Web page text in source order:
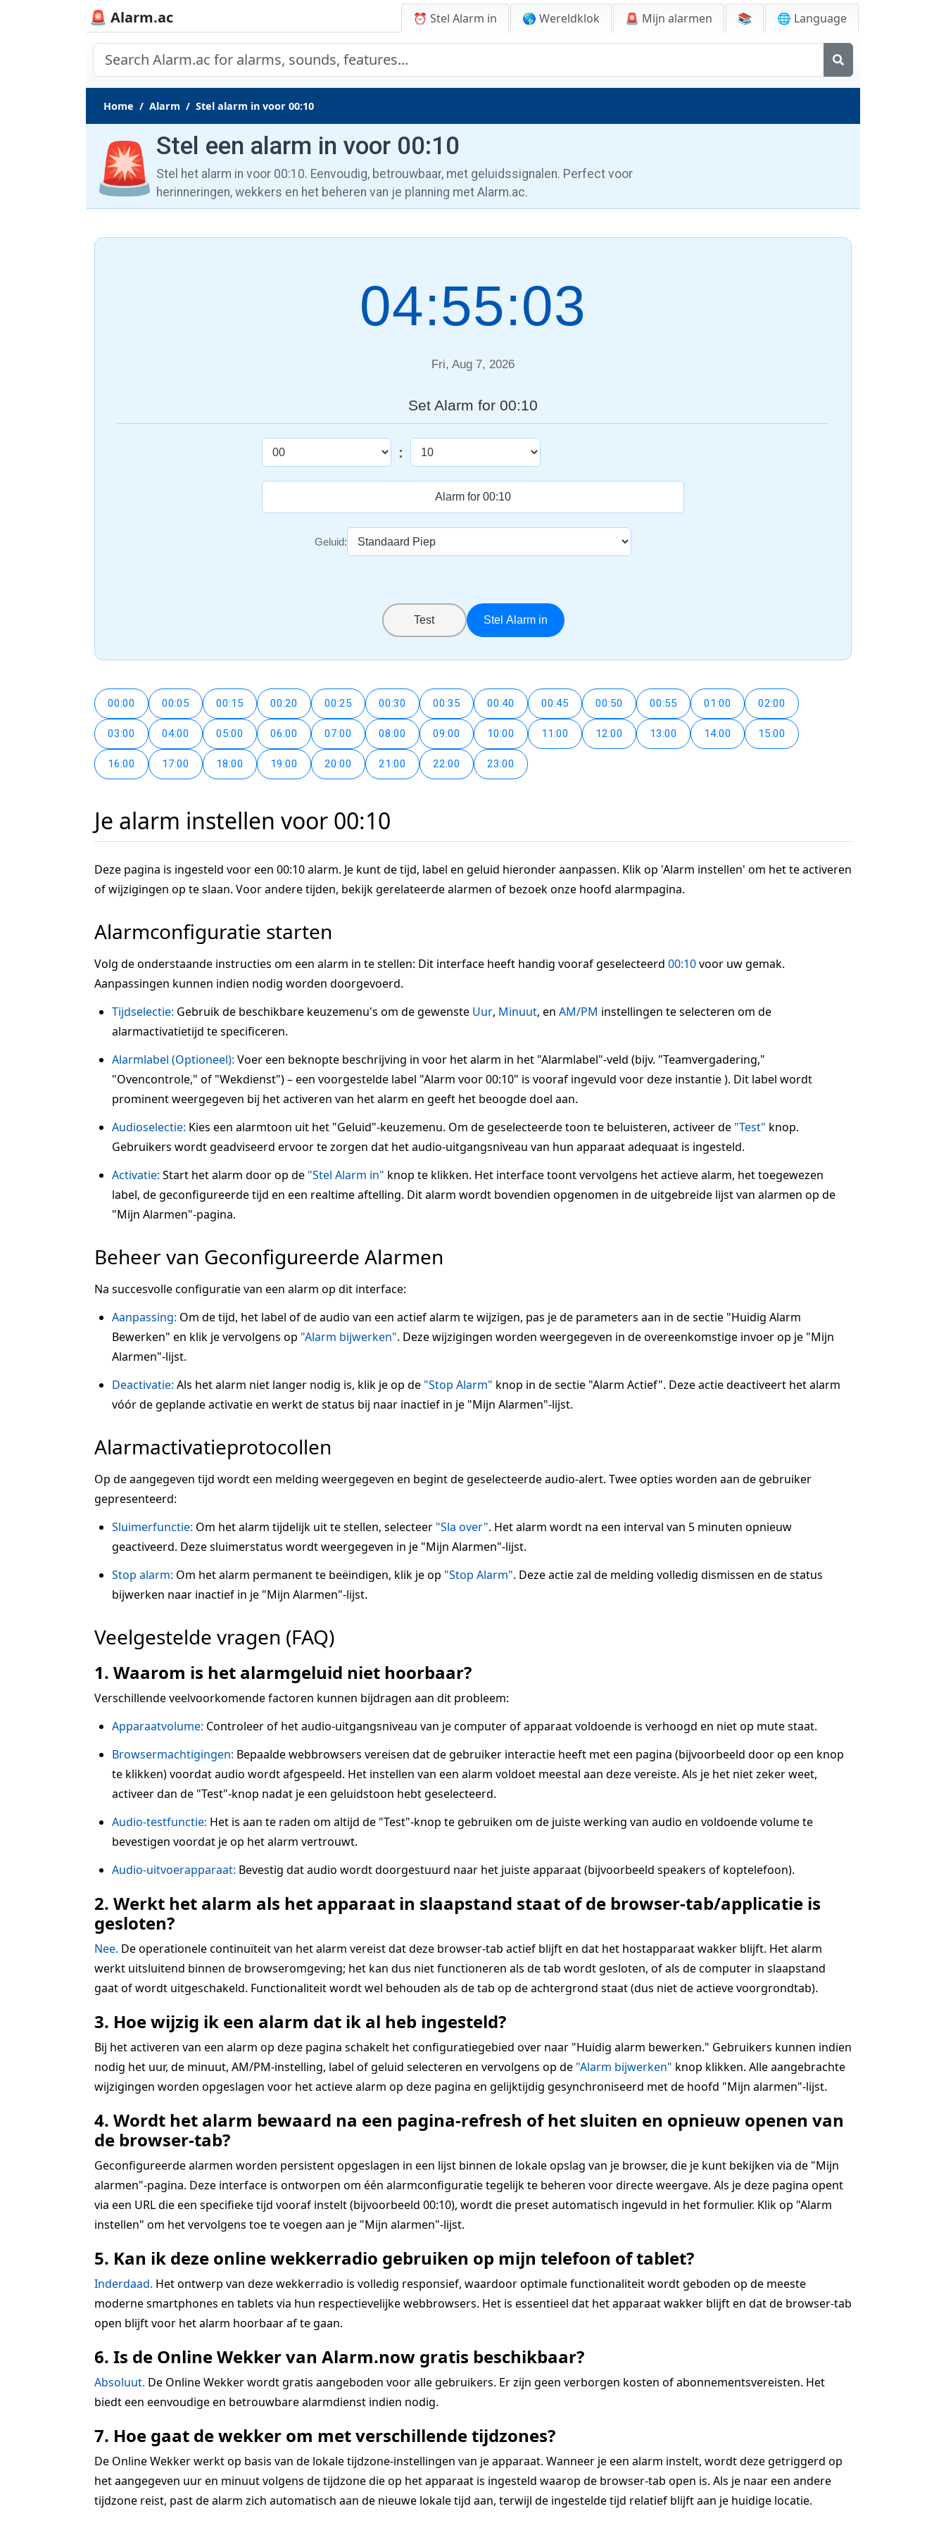
🚨 Alarm.ac ⏰ Stel Alarm in 🌎 Wereldklok 🚨 Mijn alarmen 📚 🌐 Language
Home Alarm Stel alarm in voor 00:10
🚨 Stel een alarm in voor 00:10
Stel het alarm in voor 00:10. Eenvoudig, betrouwbaar, met geluidssignalen. Perfect voor
herinneringen, wekkers en het beheren van je planning met Alarm.ac.
04:55:04
Fri, Aug 7, 2026
Set Alarm for 00:10
:
Geluid:
Test Stel Alarm in
00:00 00:05 00:15 00:20 00:25 00:30 00:35 00:40 00:45 00:50 00:55 01:00 02:00
03:00 04:00 05:00 06:00 07:00 08:00 09:00 10:00 11:00 12:00 13:00 14:00 15:00
16:00 17:00 18:00 19:00 20:00 21:00 22:00 23:00
Je alarm instellen voor 00:10
Deze pagina is ingesteld voor een 00:10 alarm. Je kunt de tijd, label en geluid hieronder aanpassen. Klik op 'Alarm instellen' om het te activeren
of wijzigingen op te slaan. Voor andere tijden, bekijk gerelateerde alarmen of bezoek onze hoofd alarmpagina.
Alarmconfiguratie starten
Volg de onderstaande instructies om een alarm in te stellen: Dit interface heeft handig vooraf geselecteerd 00:10voor uw gemak.
Aanpassingen kunnen indien nodig worden doorgevoerd.
Tijdselectie: Gebruik de beschikbare keuzemenu's om de gewenste Uur, Minuut, en AM/PM instellingen te selecteren om de
alarmactivatietijd te specificeren.
Alarmlabel (Optioneel): Voer een beknopte beschrijving in voor het alarm in het "Alarmlabel"-veld (bijv. "Teamvergadering,"
"Ovencontrole," of "Wekdienst") – een voorgestelde label "Alarm voor 00:10" is vooraf ingevuld voor deze instantie ). Dit label wordt
prominent weergegeven bij het activeren van het alarm en geeft het beoogde doel aan.
Audioselectie: Kies een alarmtoon uit het "Geluid"-keuzemenu. Om de geselecteerde toon te beluisteren, activeer de "Test" knop.
Gebruikers wordt geadviseerd ervoor te zorgen dat het audio-uitgangsniveau van hun apparaat adequaat is ingesteld.
Activatie: Start het alarm door op de "Stel Alarm in" knop te klikken. Het interface toont vervolgens het actieve alarm, het toegewezen
label, de geconfigureerde tijd en een realtime aftelling. Dit alarm wordt bovendien opgenomen in de uitgebreide lijst van alarmen op de
"Mijn Alarmen"-pagina.
Beheer van Geconfigureerde Alarmen
Na succesvolle configuratie van een alarm op dit interface:
Aanpassing: Om de tijd, het label of de audio van een actief alarm te wijzigen, pas je de parameters aan in de sectie "Huidig Alarm
Bewerken" en klik je vervolgens op "Alarm bijwerken". Deze wijzigingen worden weergegeven in de overeenkomstige invoer op je "Mijn
Alarmen"-lijst.
Deactivatie: Als het alarm niet langer nodig is, klik je op de "Stop Alarm" knop in de sectie "Alarm Actief". Deze actie deactiveert het alarm
vóór de geplande activatie en werkt de status bij naar inactief in je "Mijn Alarmen"-lijst.
Alarmactivatieprotocollen
Op de aangegeven tijd wordt een melding weergegeven en begint de geselecteerde audio-alert. Twee opties worden aan de gebruiker
gepresenteerd:
Sluimerfunctie: Om het alarm tijdelijk uit te stellen, selecteer "Sla over". Het alarm wordt na een interval van 5 minuten opnieuw
geactiveerd. Deze sluimerstatus wordt weergegeven in je "Mijn Alarmen"-lijst.
Stop alarm: Om het alarm permanent te beëindigen, klik je op "Stop Alarm". Deze actie zal de melding volledig dismissen en de status
bijwerken naar inactief in je "Mijn Alarmen"-lijst.
Veelgestelde vragen (FAQ)
1. Waarom is het alarmgeluid niet hoorbaar?
Verschillende veelvoorkomende factoren kunnen bijdragen aan dit probleem:
Apparaatvolume: Controleer of het audio-uitgangsniveau van je computer of apparaat voldoende is verhoogd en niet op mute staat.
Browsermachtigingen: Bepaalde webbrowsers vereisen dat de gebruiker interactie heeft met een pagina (bijvoorbeeld door op een knop
te klikken) voordat audio wordt afgespeeld. Het instellen van een alarm voldoet meestal aan deze vereiste. Als je het niet zeker weet,
activeer dan de "Test"-knop nadat je een geluidstoon hebt geselecteerd.
Audio-testfunctie: Het is aan te raden om altijd de "Test"-knop te gebruiken om de juiste werking van audio en voldoende volume te
bevestigen voordat je op het alarm vertrouwt.
Audio-uitvoerapparaat: Bevestig dat audio wordt doorgestuurd naar het juiste apparaat (bijvoorbeeld speakers of koptelefoon).
2. Werkt het alarm als het apparaat in slaapstand staat of de browser-tab/applicatie is
gesloten?
Nee. De operationele continuïteit van het alarm vereist dat deze browser-tab actief blijft en dat het hostapparaat wakker blijft. Het alarm
werkt uitsluitend binnen de browseromgeving; het kan dus niet functioneren als de tab wordt gesloten, of als de computer in slaapstand
gaat of wordt uitgeschakeld. Functionaliteit wordt wel behouden als de tab op de achtergrond staat (dus niet de actieve voorgrondtab).
3. Hoe wijzig ik een alarm dat ik al heb ingesteld?
Bij het activeren van een alarm op deze pagina schakelt het configuratiegebied over naar "Huidig alarm bewerken." Gebruikers kunnen indien
nodig het uur, de minuut, AM/PM-instelling, label of geluid selecteren en vervolgens op de "Alarm bijwerken" knop klikken. Alle aangebrachte
wijzigingen worden opgeslagen voor het actieve alarm op deze pagina en gelijktijdig gesynchroniseerd met de hoofd "Mijn alarmen"-lijst.
4. Wordt het alarm bewaard na een pagina-refresh of het sluiten en opnieuw openen van
de browser-tab?
Geconfigureerde alarmen worden persistent opgeslagen in een lijst binnen de lokale opslag van je browser, die je kunt bekijken via de "Mijn
alarmen"-pagina. Deze interface is ontworpen om één alarmconfiguratie tegelijk te beheren voor directe weergave. Als je deze pagina opent
via een URL die een specifieke tijd vooraf instelt (bijvoorbeeld 00:10), wordt die preset automatisch ingevuld in het formulier. Klik op "Alarm
instellen" om het vervolgens toe te voegen aan je "Mijn alarmen"-lijst.
5. Kan ik deze online wekkerradio gebruiken op mijn telefoon of tablet?
Inderdaad. Het ontwerp van deze wekkerradio is volledig responsief, waardoor optimale functionaliteit wordt geboden op de meeste
moderne smartphones en tablets via hun respectievelijke webbrowsers. Het is essentieel dat het apparaat wakker blijft en dat de browser-tab
open blijft voor het alarm hoorbaar af te gaan.
6. Is de Online Wekker van Alarm.now gratis beschikbaar?
Absoluut. De Online Wekker wordt gratis aangeboden voor alle gebruikers. Er zijn geen verborgen kosten of abonnementsvereisten. Het
biedt een eenvoudige en betrouwbare alarmdienst indien nodig.
7. Hoe gaat de wekker om met verschillende tijdzones?
De Online Wekker werkt op basis van de lokale tijdzone-instellingen van je apparaat. Wanneer je een alarm instelt, wordt deze getriggerd op
het aangegeven uur en minuut volgens de tijdzone die op het apparaat is ingesteld waarop de browser-tab open is. Als je naar een andere
tijdzone reist, past de alarm zich automatisch aan de nieuwe lokale tijd aan, terwijl de ingestelde tijd relatief blijft aan je huidige locatie.